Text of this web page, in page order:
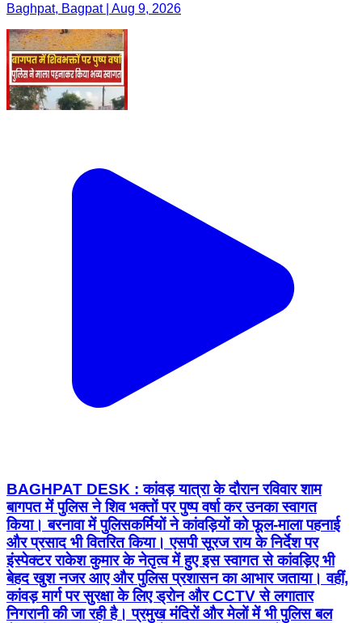
Baghpat, Bagpat | Aug 9, 2026
BAGHPAT DESK : कांवड़ यात्रा के दौरान रविवार शाम
बागपत में पुलिस ने शिव भक्तों पर पुष्प वर्षा कर उनका स्वागत
किया। बरनावा में पुलिसकर्मियों ने कांवड़ियों को फूल-माला पहनाई
और प्रसाद भी वितरित किया। एसपी सूरज राय के निर्देश पर
इंस्पेक्टर राकेश कुमार के नेतृत्व में हुए इस स्वागत से कांवड़िए भी
बेहद खुश नजर आए और पुलिस प्रशासन का आभार जताया। वहीं,
कांवड़ मार्ग पर सुरक्षा के लिए ड्रोन और CCTV से लगातार
निगरानी की जा रही है। प्रमुख मंदिरों और मेलों में भी पुलिस बल